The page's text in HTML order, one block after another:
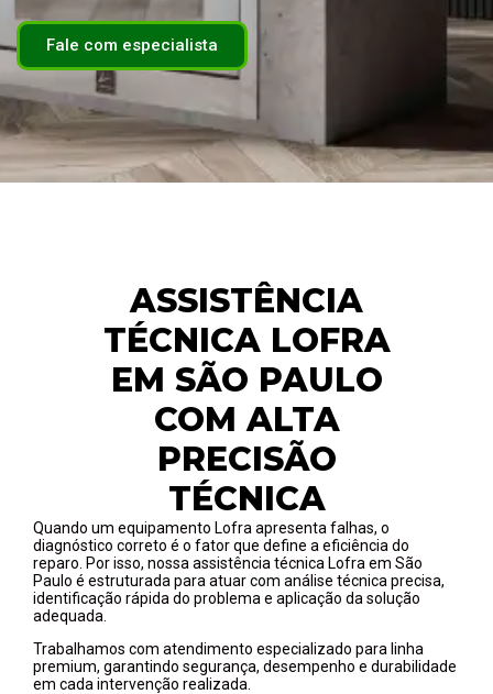
Fale com especialista
ASSISTÊNCIA
TÉCNICA LOFRA
EM SÃO PAULO
COM ALTA
PRECISÃO
TÉCNICA
Quando um equipamento Lofra apresenta falhas, o
diagnóstico correto é o fator que define a eficiência do
reparo. Por isso, nossa assistência técnica Lofra em São
Paulo é estruturada para atuar com análise técnica precisa,
identificação rápida do problema e aplicação da solução
adequada.
Trabalhamos com atendimento especializado para linha
premium, garantindo segurança, desempenho e durabilidade
em cada intervenção realizada.